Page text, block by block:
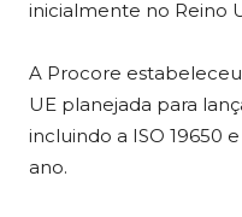
inicialmente no Reino
A Procore
UE planejada para
incluindo a ISO 19650
ano.